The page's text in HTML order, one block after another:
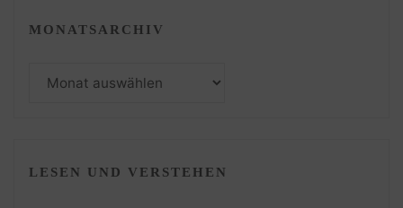
MONATSARCHIV
LESEN UND VERSTEHEN